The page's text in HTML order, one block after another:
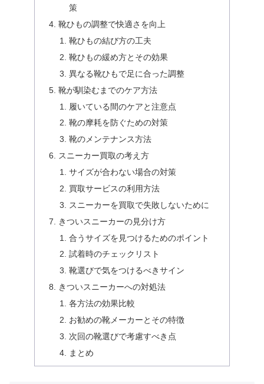
策
靴ひもの調整で快適さを向上
靴ひもの結び方の工夫
靴ひもの緩め方とその効果
異なる靴ひもで足に合った調整
靴が馴染むまでのケア方法
履いている間のケアと注意点
靴の摩耗を防ぐための対策
靴のメンテナンス方法
スニーカー買取の考え方
サイズが合わない場合の対策
買取サービスの利用方法
スニーカーを買取で失敗しないために
きついスニーカーの見分け方
合うサイズを見つけるためのポイント
試着時のチェックリスト
靴選びで気をつけるべきサイン
きついスニーカーへの対処法
各方法の効果比較
お勧めの靴メーカーとその特徴
次回の靴選びで考慮すべき点
まとめ